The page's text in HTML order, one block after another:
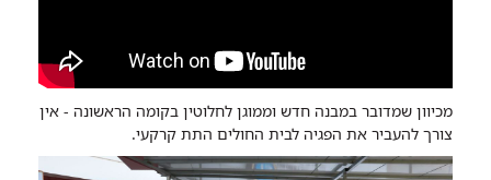
מכיוון שמדובר במבנה חדש וממוגן לחלוטין בקומה הראשונה - אין
צורך להעביר את הפגיה לבית החולים התת קרקעי.